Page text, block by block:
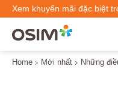
Xem khuyến mãi đặc biệt
Home Mới nhất Những